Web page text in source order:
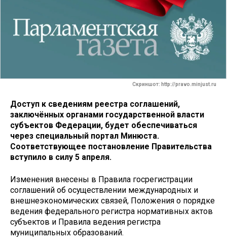
Скриншот: http://pravo.minjust.ru
Доступ к сведениям реестра соглашений,
заключённых органами государственной власти
субъектов Федерации, будет обеспечиваться
через специальный портал Минюста.
Соответствующее постановление Правительства
вступило в силу 5 апреля.
Изменения внесены в Правила госрегистрации
соглашений об осуществлении международных и
внешнеэкономических связей, Положения о порядке
ведения федерального регистра нормативных актов
субъектов и Правила ведения регистра
муниципальных образований.